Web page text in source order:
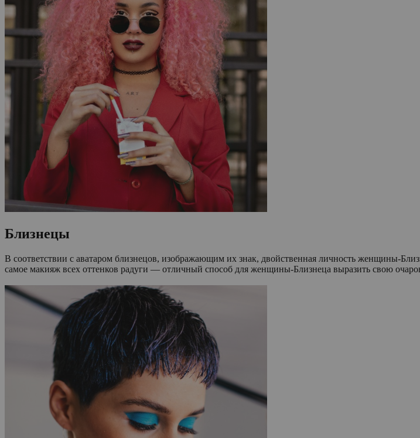
Близнецы
В соответствии с аватаром близнецов, изображающим их знак, двойственная личность женщины-
самое макияж всех оттенков радуги — отличный способ для женщины-Близнеца выразить свою